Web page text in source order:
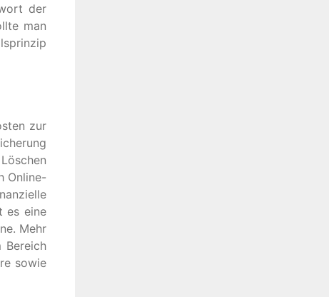
der
man
zur
Online-
es eine
Mehr
Bereich
sowie